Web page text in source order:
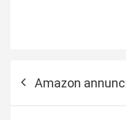
Amazon